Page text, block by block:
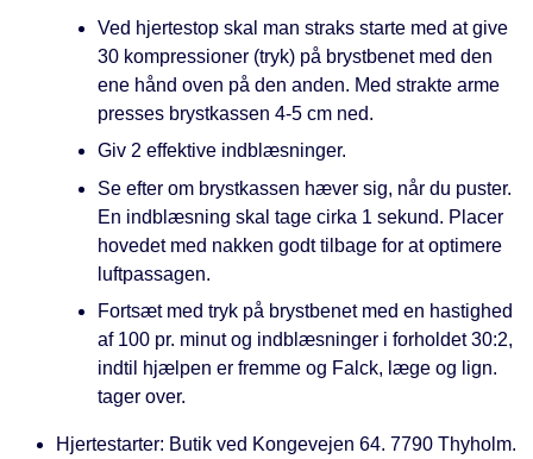
Ved hjertestop skal man straks starte med at give
30 kompressioner (tryk) på brystbenet med den
ene hånd oven på den anden. Med strakte arme
presses brystkassen 4-5 cm ned.
Giv 2 effektive indblæsninger.
Se efter om brystkassen hæver sig, når du puster.
En indblæsning skal tage cirka 1 sekund. Placer
hovedet med nakken godt tilbage for at optimere
luftpassagen.
Fortsæt med tryk på brystbenet med en hastighed
af 100 pr. minut og indblæsninger i forholdet 30:2,
indtil hjælpen er fremme og Falck, læge og lign.
tager over.
Hjertestarter: Butik ved Kongevejen 64. 7790 Thyholm.